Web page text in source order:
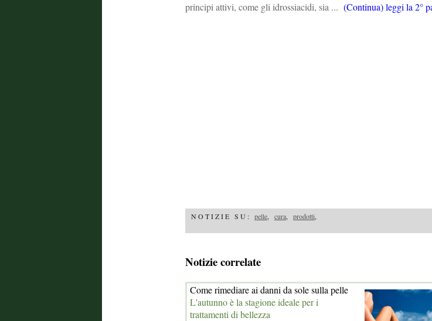
principi attivi, come gli idrossiacidi, sia ... (Continua) leggi la 2°
NOTIZIE SU: pelle, cura, prodotti,
Notizie correlate
Come rimediare ai danni da sole sulla pelle
L'autunno è la stagione ideale per i
trattamenti di bellezza